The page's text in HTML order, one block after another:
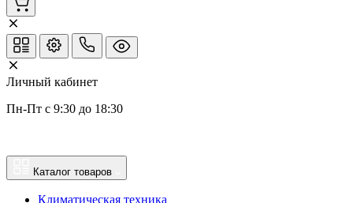
Личный кабинет
Пн-Пт с 9:30 до 18:30
Каталог товаров
Климатическая техника